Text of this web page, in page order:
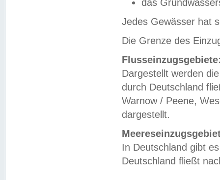
das
Jedes Gewässer hat
Die Grenze des
Dargestellt werden
durch Deutschland
Warnow / Peene,
dargestellt.
In Deutschland gibt
Deutschland fließt